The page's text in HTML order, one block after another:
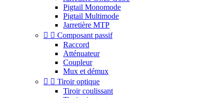
Pigtail Monomode
Pigtail Multimode
Jarretière MTP
  Composant passif
Raccord
Atténuateur
Coupleur
Mux et démux
  Tiroir optique
Tiroir coulissant